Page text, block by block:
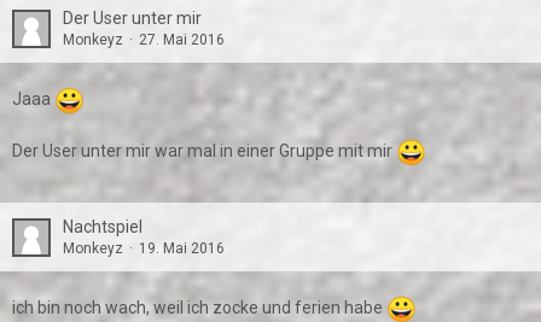
Der User unter mir
Monkeyz 27. Mai 2016
Jaaa
Der User unter mir war mal in einer Gruppe mit mir
Nachtspiel
Monkeyz 19. Mai 2016
ich bin noch wach, weil ich zocke und ferien habe